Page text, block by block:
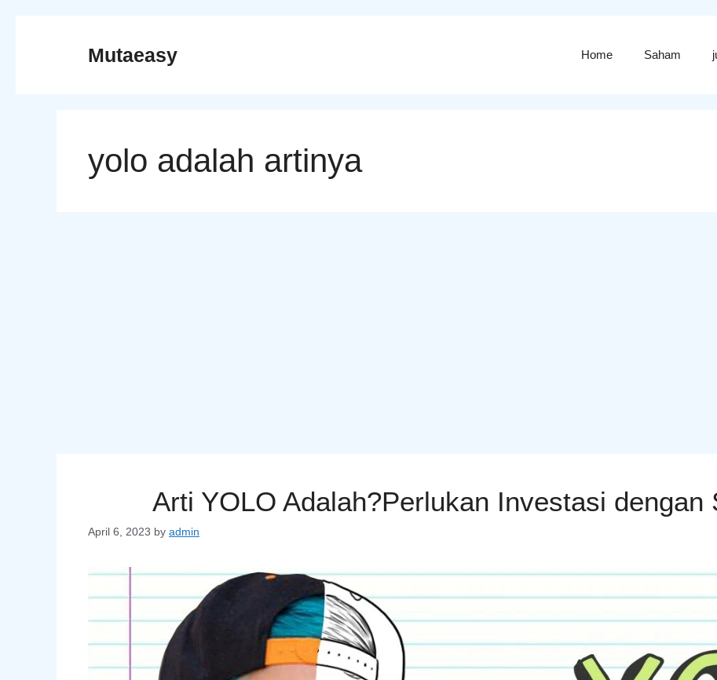
Mutaeasy Home Saham
yolo adalah artinya
Arti YOLO Adalah?Perlukan Investasi dengan
April 6, 2023 by admin